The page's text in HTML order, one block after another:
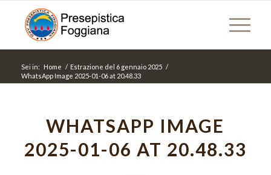
Sei in: Home / Estrazione del 6 gennaio 2025 /
WhatsApp Image 2025-01-06 at 20.48.33
WHATSAPP IMAGE
2025-01-06 AT 20.48.33